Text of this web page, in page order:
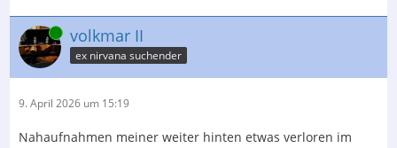
Online volkmar II
ex nirvana suchender
9. April 2026 um 15:19
Nahaufnahmen meiner weiter hinten etwas verloren im